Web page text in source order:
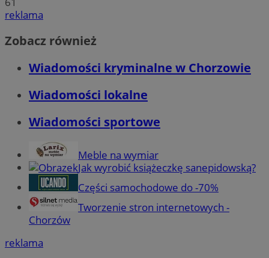
reklama
Zobacz również
Wiadomości kryminalne w Chorzowie
Wiadomości lokalne
Wiadomości sportowe
Meble na wymiar
Jak wyrobić książeczkę sanepidowską?
Części samochodowe do -70%
Tworzenie stron internetowych -
Chorzów
reklama